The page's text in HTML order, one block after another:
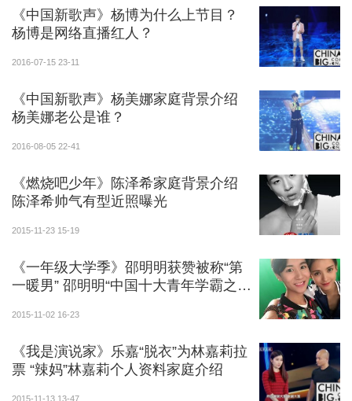
《中国新歌声》杨博为什么上节目？
杨博是网络直播红人？
2016-07-15 23-11
《中国新歌声》杨美娜家庭背景介绍
杨美娜老公是谁？
2016-08-05 22-41
《燃烧吧少年》陈泽希家庭背景介绍
陈泽希帅气有型近照曝光
2015-11-23 15-19
《一年级大学季》邵明明获赞被称“第
一暖男” 邵明明“中国十大青年学霸之
2015-11-02 16-23
《我是演说家》乐嘉“脱衣”为林嘉莉拉
票 “辣妈”林嘉莉个人资料家庭介绍
2015-11-13 13-47